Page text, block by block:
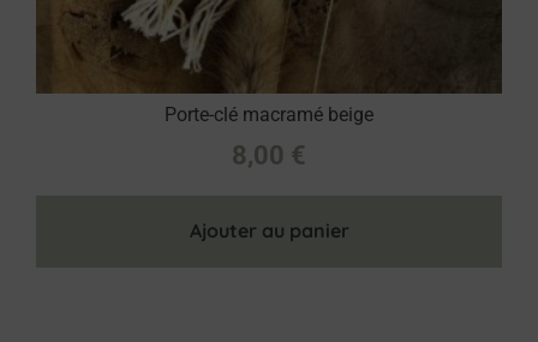
Porte-clé macramé beige
8,00 €
Ajouter au panier